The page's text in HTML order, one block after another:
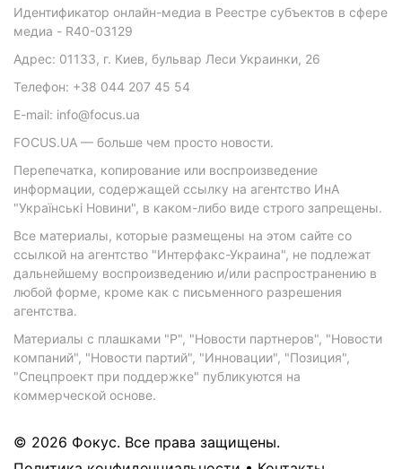
Идентификатор онлайн-медиа в Реестре субъектов в сфере
медиа - R40-03129
Адрес: 01133, г. Киев, бульвар Леси Украинки, 26
Телефон: +38 044 207 45 54
E-mail: info@focus.ua
FOCUS.UA — больше чем просто новости.
Перепечатка, копирование или воспроизведение
информации, содержащей ссылку на агентство ИнА
"Українські Новини", в каком-либо виде строго запрещены.
Все материалы, которые размещены на этом сайте со
ссылкой на агентство "Интерфакс-Украина", не подлежат
дальнейшему воспроизведению и/или распространению в
любой форме, кроме как с письменного разрешения
агентства.
Материалы с плашками "Р", "Новости партнеров", "Новости
компаний", "Новости партий", "Инновации", "Позиция",
"Спецпроект при поддержке" публикуются на
коммерческой основе.
© 2026 Фокус. Все права защищены.